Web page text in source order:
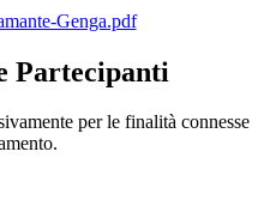
Genga.pdf
Partecipanti
per le finalità connesse